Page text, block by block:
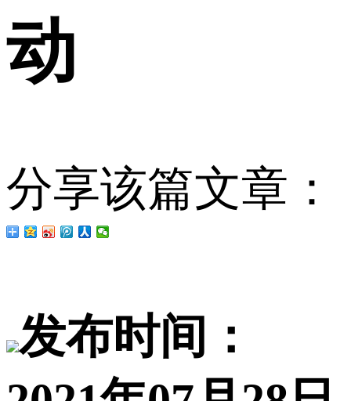
动
分享该篇文章：
发布时间：